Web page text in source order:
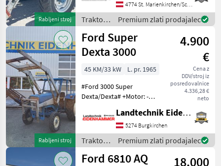
Rabljeni stroj
mechanische
Anhängevorrichtung, MHR,
mech. Oberlen
4774 St. Marienkirchen/Schärding
Traktor /
Ford
Premium zlati prodajalec
Rabljeni stroj
Ford Super
Dexta 3000
4.900
€
Cena z
DDV/stroj iz
posredovalnice
4.336,28 €
neto
45 KM/33 kW
L. pr. 1965
#Ford 3000 Super
Dexta/Dexta# +Motor: -
Reihen-Saugmotor mit
Direkteinspritzung
+Getriebe: -Im Ölbad
laufendes Ford-
Gruppengetriebe
Landtechnik Eidenhammer GmbH
5274 Burgkirchen
Traktor /
Ford
Premium zlati prodajalec
Ford 6810 AQ
18.000